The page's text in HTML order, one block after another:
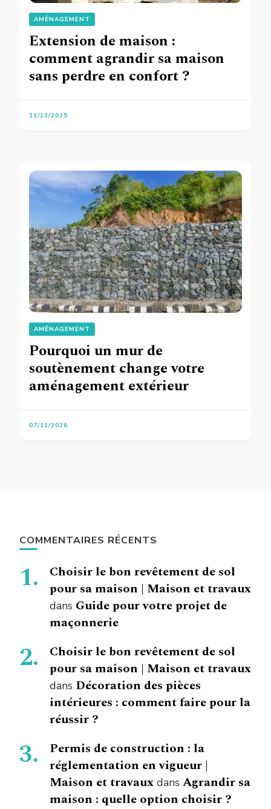
AMÉNAGEMENT
Extension de maison :
comment agrandir sa maison
sans perdre en confort ?
11/13/2025
AMÉNAGEMENT
Pourquoi un mur de
soutènement change votre
aménagement extérieur
07/11/2026
COMMENTAIRES RÉCENTS
Choisir le bon revêtement de sol
pour sa maison | Maison et travaux
dans Guide pour votre projet de
maçonnerie
Choisir le bon revêtement de sol
pour sa maison | Maison et travaux
dans Décoration des pièces
intérieures : comment faire pour la
réussir ?
Permis de construction : la
réglementation en vigueur |
Maison et travaux dans Agrandir sa
maison : quelle option choisir ?